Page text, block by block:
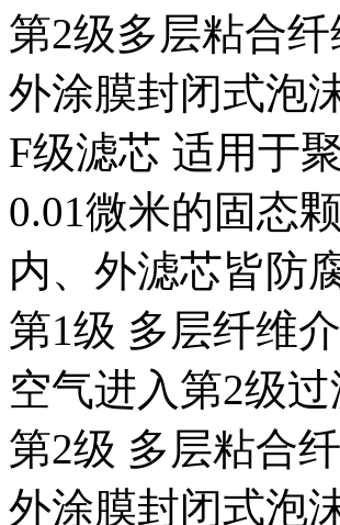
第2级多层粘合
外涂膜封闭式泡
F级滤芯 适用于
0.01微米的固态
内、外滤芯皆防
第1级 多层纤维
空气进入第2级
第2级 多层粘合
外涂膜封闭式泡